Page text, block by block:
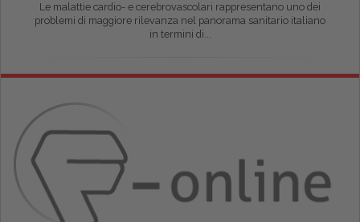
Le malattie cardio- e cerebrovascolari rappresentano uno dei
problemi di maggiore rilevanza nel panorama sanitario italiano
in termini di...